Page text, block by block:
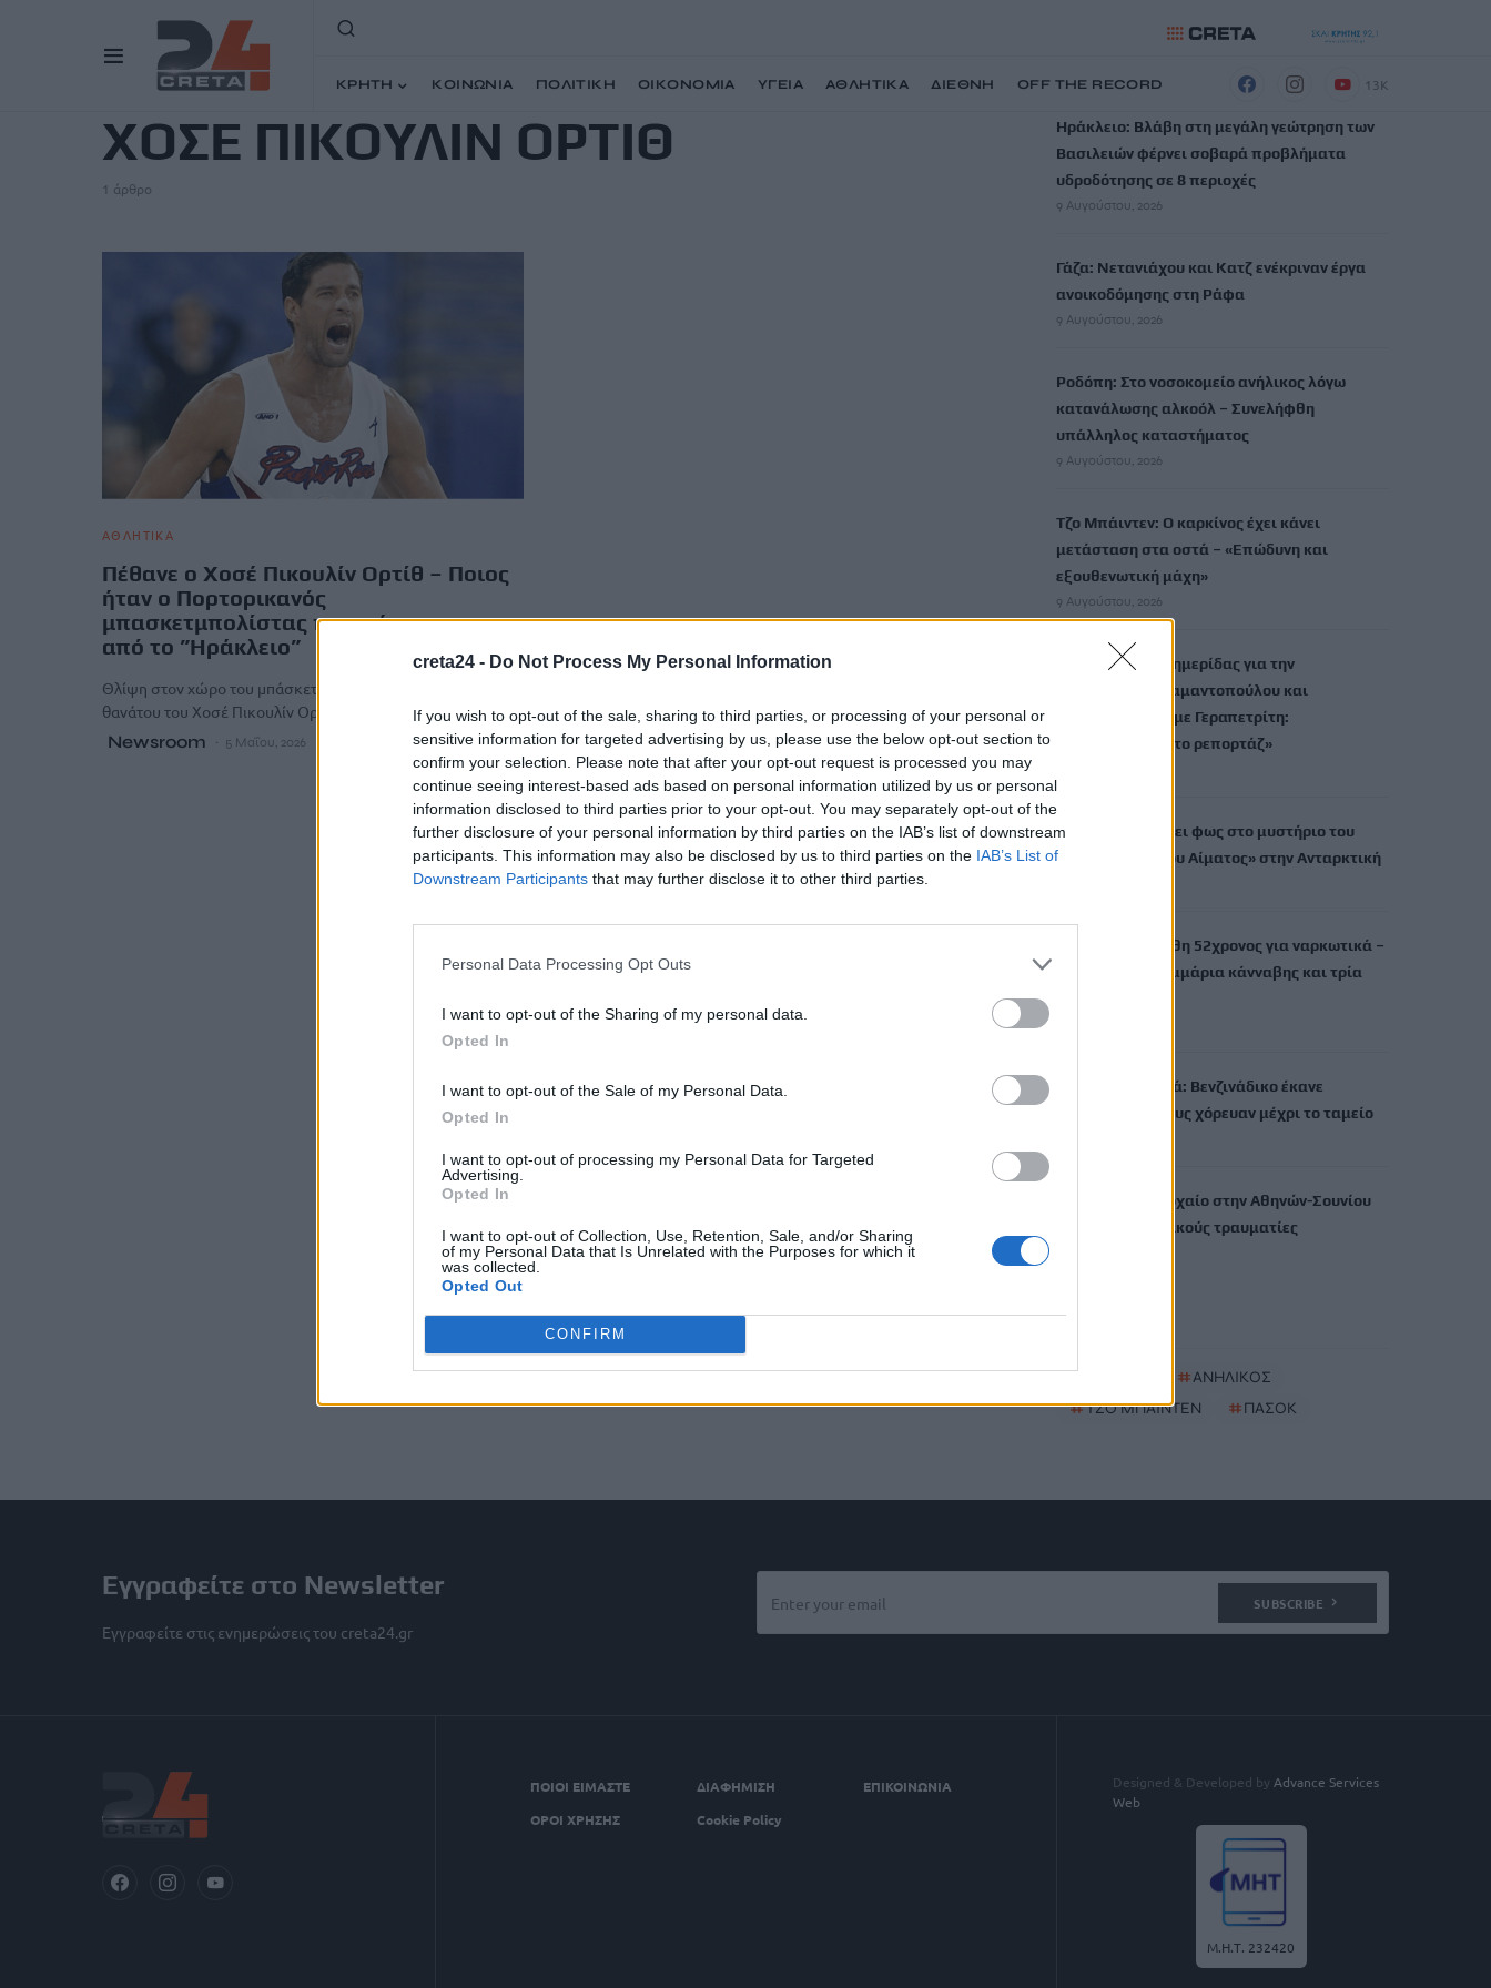
creta24 - Do Not Process My Personal Information
If you wish to opt-out of the sale, sharing to third parties, or processing of your personal or
sensitive information for targeted advertising by us, please use the below opt-out section to
confirm your selection. Please note that after your opt-out request is processed you may
continue seeing interest-based ads based on personal information utilized by us or personal
information disclosed to third parties prior to your opt-out. You may separately opt-out of the
further disclosure of your personal information by third parties on the IAB’s list of downstream
participants. This information may also be disclosed by us to third parties on the IAB’s List of
Downstream Participants that may further disclose it to other third parties.
Personal Data Processing Opt Outs
I want to opt-out of the Sharing of my personal data.
Opted In
I want to opt-out of the Sale of my Personal Data.
Opted In
I want to opt-out of processing my Personal Data for Targeted
Advertising.
Opted In
I want to opt-out of Collection, Use, Retention, Sale, and/or Sharing
of my Personal Data that Is Unrelated with the Purposes for which it
was collected.
Opted Out
CONFIRM
ΚΡΗΤΗ ΚΟΙΝΩΝΙΑ ΠΟΛΙΤΙΚΗ ΟΙΚΟΝΟΜΙΑ ΥΓΕΙΑ ΑΘΛΗΤΙΚΑ ΔΙΕΘΝΗ OFF THE RECORD 13K
ΧΟΣΕ ΠΙΚΟΥΛΙΝ ΟΡΤΙΘ
1 άρθρο
ΑΘΛΗΤΙΚΑ
Πέθανε ο Χοσέ Πικουλίν Ορτίθ – Ποιος
ήταν ο Πορτορικανός
μπασκετμπολίστας που πέρασε και
από το ”Ηράκλειο”
Θλίψη στον χώρο του μπάσκετ σκόρπισε η είδηση του
θανάτου του Χοσέ Πικουλίν Ορτίθ σε ηλικία 62 ετών.…
Newsroom 5 Μαΐου, 2026
ΡΟΗ ΕΙΔΗΣΕΩΝ
Ηράκλειο: Βλάβη στη μεγάλη γεώτρηση των
Βασιλειών φέρνει σοβαρά προβλήματα
υδροδότησης σε 8 περιοχές
9 Αυγούστου, 2026
Γάζα: Νετανιάχου και Κατζ ενέκριναν έργα
ανοικοδόμησης στη Ράφα
9 Αυγούστου, 2026
Ροδόπη: Στο νοσοκομείο ανήλικος λόγω
κατανάλωσης αλκοόλ – Συνελήφθη
υπάλληλος καταστήματος
9 Αυγούστου, 2026
Τζο Μπάιντεν: Ο καρκίνος έχει κάνει
μετάσταση στα οστά – «Επώδυνη και
εξουθενωτική μάχη»
9 Αυγούστου, 2026
ΠΑΣΟΚ κατά εφημερίδας για την
«συνάντηση» Διαμαντοπούλου και
Χριστοδουλάκη με Γεραπετρίτη:
«Φαντασιόπληκτο ρεπορτάζ»
Νέα μελέτη ρίχνει φως στο μυστήριο του
«Καταρράκτη του Αίματος» στην Ανταρκτική
Χανιά: Συνελήφθη 52χρονος για ναρκωτικά –
Βρήκαν 150 γραμμάρια κάνναβης και τρία
Επική προσφορά: Βενζινάδικο έκανε
έκπτωση σε όσους χόρευαν μέχρι το ταμείο
Πώς έγινε το τροχαίο στην Αθηνών-Σουνίου
με δύο αστυνομικούς τραυματίες
# #ΑΝΗΛΙΚΟΣ
#ΤΖΟ ΜΠΑΪΝΤΕΝ #ΠΑΣΟΚ
Εγγραφείτε στο Newsletter
Εγγραφείτε στις ενημερώσεις του creta24.gr
SUBSCRIBE
ΠΟΙΟΙ ΕΙΜΑΣΤΕ ΔΙΑΦΗΜΙΣΗ
ΕΠΙΚΟΙΝΩΝΙΑ
ΟΡΟΙ ΧΡΗΣΗΣ
Cookie Policy
Designed & Developed by Advance Services
Web
Μ.Η.Τ. 232420